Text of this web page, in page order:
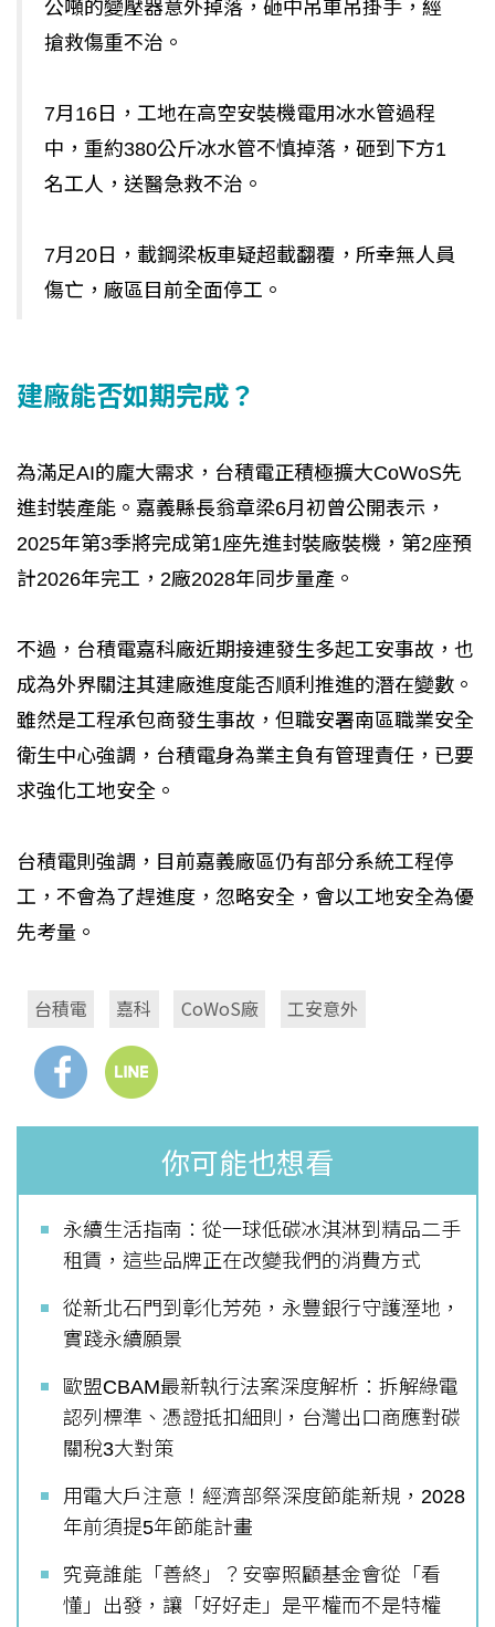
公噸的變壓器意外掉落，砸中吊車吊掛手，經
搶救傷重不治。
7月16日，工地在高空安裝機電用冰水管過程
中，重約380公斤冰水管不慎掉落，砸到下方1
名工人，送醫急救不治。
7月20日，載鋼梁板車疑超載翻覆，所幸無人員
傷亡，廠區目前全面停工。
建廠能否如期完成？
為滿足AI的龐大需求，台積電正積極擴大CoWoS先
進封裝產能。嘉義縣長翁章梁6月初曾公開表示，
2025年第3季將完成第1座先進封裝廠裝機，第2座預
計2026年完工，2廠2028年同步量產。
不過，台積電嘉科廠近期接連發生多起工安事故，也
成為外界關注其建廠進度能否順利推進的潛在變數。
雖然是工程承包商發生事故，但職安署南區職業安全
衛生中心強調，台積電身為業主負有管理責任，已要
求強化工地安全。
台積電則強調，目前嘉義廠區仍有部分系統工程停
工，不會為了趕進度，忽略安全，會以工地安全為優
先考量。
台積電 嘉科 CoWoS廠 工安意外
你可能也想看
永續生活指南：從一球低碳冰淇淋到精品二手
租賃，這些品牌正在改變我們的消費方式
從新北石門到彰化芳苑，永豐銀行守護溼地，
實踐永續願景
歐盟CBAM最新執行法案深度解析：拆解綠電
認列標準、憑證抵扣細則，台灣出口商應對碳
關稅3大對策
用電大戶注意！經濟部祭深度節能新規，2028
年前須提5年節能計畫
究竟誰能「善終」？安寧照顧基金會從「看
懂」出發，讓「好好走」是平權而不是特權